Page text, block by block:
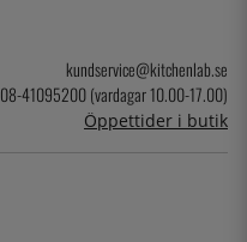
kundservice@kitchenlab.se
08-41095200 (vardagar 10.00-17.00)
Öppettider i butik